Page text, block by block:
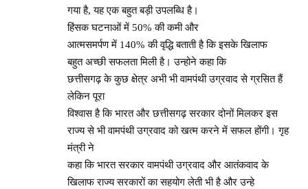
गया है, यह एक बहुत बड़ी उपलब्धि है।
हिंसक घटनाओं में 50% की कमी और
आत्मसमर्पण में 140% की वृद्धि बताती है कि इसके खिलाफ
बहुत अच्छी सफलता मिली है। उन्होने कहा कि
छत्तीसगढ़ के कुछ क्षेत्र अभी भी वामपंथी उग्रवाद से ग्रसित हैं
लेकिन पूरा
विश्वास है कि भारत और छत्तीसगढ़ सरकार दोनों मिलकर इस
राज्य से भी वामपंथी उग्रवाद को खत्म करने में सफल होंगी। गृह
मंत्री ने
कहा कि भारत सरकार वामपंथी उग्रवाद और आतंकवाद के
खिलाफ राज्य सरकारों का सहयोग लेती भी है और उन्हे